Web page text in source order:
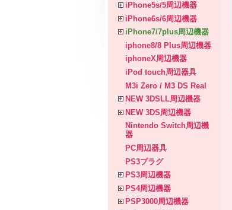
iPhone5s/5周辺機器
iPhone6s/6周辺機器
iPhone7/7plus周辺機器
iphone8/8 Plus周辺機器
iphoneX周辺機器
iPod touch周辺器具
M3i Zero / M3 DS Real
NEW 3DSLL周辺機器
NEW 3DS周辺機器
Nintendo Switch周辺機
器
PC周辺器具
PS3プラグ
PS3周辺機器
PS4周辺機器
PSP3000周辺機器